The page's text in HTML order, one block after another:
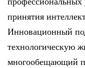
профессиональных
принятия
Инновационный
технологическую
многообещающий